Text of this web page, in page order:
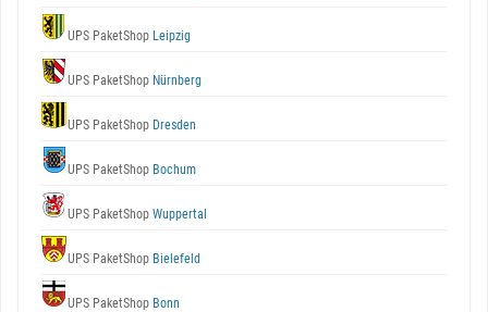
UPS PaketShop Leipzig
UPS PaketShop Nürnberg
UPS PaketShop Dresden
UPS PaketShop Bochum
UPS PaketShop Wuppertal
UPS PaketShop Bielefeld
UPS PaketShop Bonn